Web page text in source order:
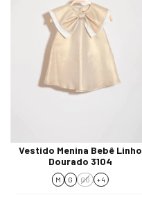
Vestido Menina Bebê Linho
Dourado 3104
M G GG + 4